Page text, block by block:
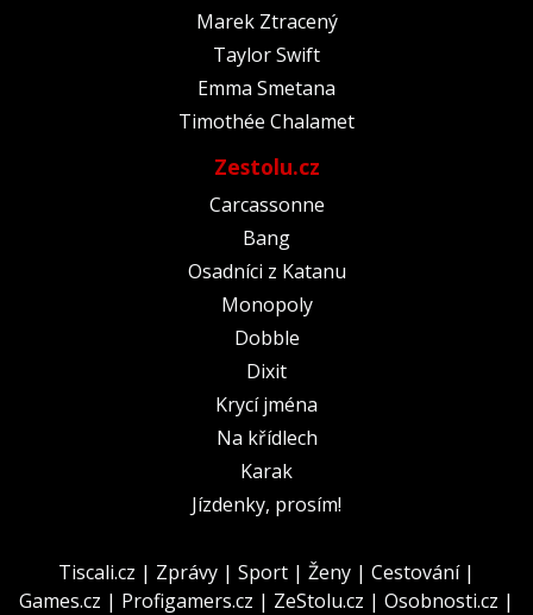
Marek Ztracený
Taylor Swift
Emma Smetana
Timothée Chalamet
Zestolu.cz
Carcassonne
Bang
Osadníci z Katanu
Monopoly
Dobble
Dixit
Krycí jména
Na křídlech
Karak
Jízdenky, prosím!
Tiscali.cz | Zprávy | Sport | Ženy | Cestování|
Games.cz | Profigamers.cz | ZeStolu.cz | Osobnosti.cz |